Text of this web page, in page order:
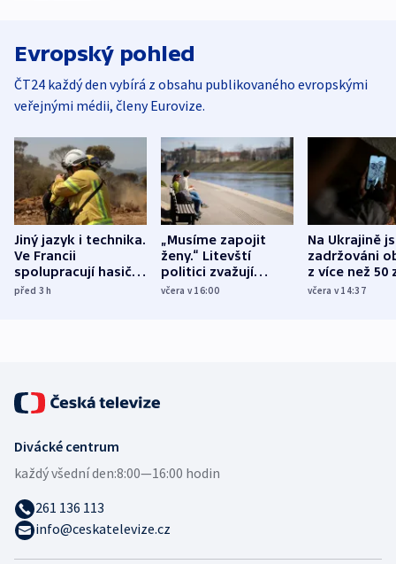
Evropský pohled
ČT24 každý den vybírá z obsahu publikovaného evropskými
veřejnými médii, členy Eurovize.
Jiný jazyk i technika.
Ve Francii
spolupracují hasiči z
různých zemí
před 3h
„Musíme zapojit
ženy.“ Litevští
politici zvažují
dohodu o
včera v 16:00
Na Ukrajině
zadržováni
z více než 50
Bojovali na
včera v 14:37
Divácké centrum
každý všední den:8:00—16:00 hodin
261 136 113
info@ceskatelevize.cz